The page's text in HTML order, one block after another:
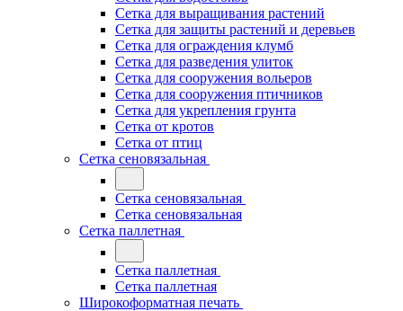
Сетка для выращивания растений
Сетка для защиты растений и деревьев
Сетка для ограждения клумб
Сетка для разведения улиток
Сетка для сооружения вольеров
Сетка для сооружения птичников
Сетка для укрепления грунта
Сетка от кротов
Сетка от птиц
Сетка сеновязальная
Сетка сеновязальная
Сетка сеновязальная
Сетка паллетная
Сетка паллетная
Сетка паллетная
Широкоформатная печать